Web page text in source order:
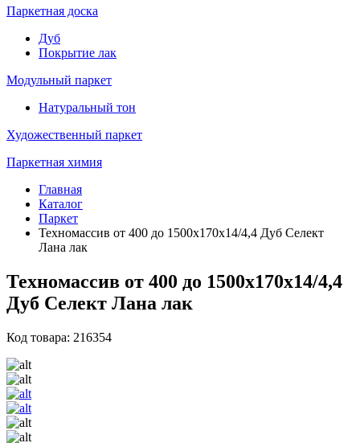
Паркетная доска
Дуб
Покрытие лак
Модульный паркет
Натуральный тон
Художественный паркет
Паркетная химия
Главная
Каталог
Паркет
Техномассив от 400 до 1500х170х14/4,4 Дуб Селект
Лана лак
Техномассив от 400 до 1500х170х14/4,4
Дуб Селект Лана лак
Код товара: 216354